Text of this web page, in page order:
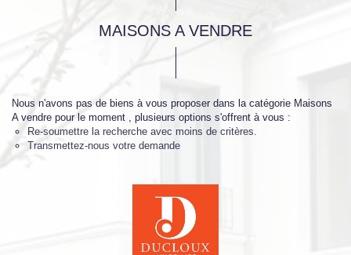
MAISONS A VENDRE
Nous n'avons pas de biens à vous proposer dans la catégorie Maisons
A vendre pour le moment , plusieurs options s'offrent à vous :
Re-soumettre la recherche avec moins de critères.
Transmettez-nous votre demande